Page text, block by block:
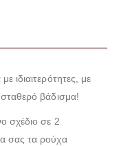
ιδιαιτερότητες, με
σταθερό βάδισμα!
σχέδιο σε 2
σας τα ρούχα